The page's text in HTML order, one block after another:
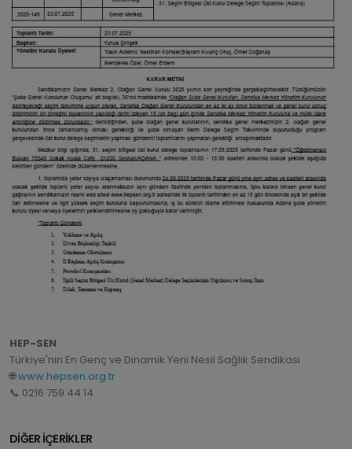
DİĞER İÇERİKLER
HEP-SEN
Türkiye'nin En Genç ve Dinamik Yeni Nesil Sağlık Sendikası
🌐www.hepsen.org.tr
📞 0216 759 44 14